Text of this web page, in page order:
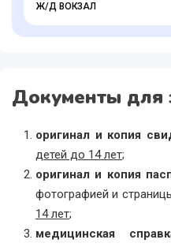
Ж/Д ВОКЗАЛ
Документы для
оригинал и копия
детей до 14 лет;
оригинал и копия
фотографией и
14 лет;
медицинская